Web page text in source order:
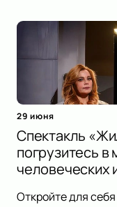
29 июня
Спектакль
погрузитесь в
человеческих
Откройте для